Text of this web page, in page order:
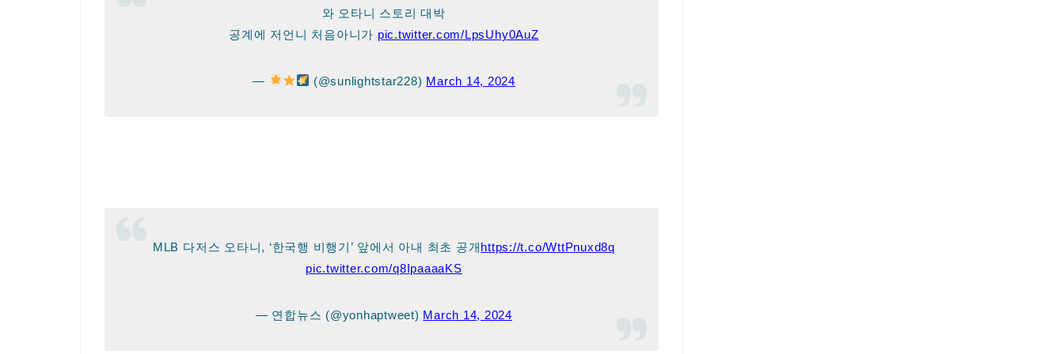
와 오타니 스토리 대박
공계에 저언니 처음아니가 pic.twitter.com/LpsUhy0AuZ
— (@sunlightstar228) March 14, 2024
MLB 다저스 오타니, ‘한국행 비행기’ 앞에서 아내 최초 공개https://t.co/WttPnuxd8q
pic.twitter.com/q8IpaaaaKS
— 연합뉴스 (@yonhaptweet) March 14, 2024